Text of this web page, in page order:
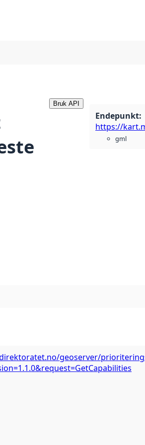
Bruk API
Endepunkt:
gml
geoserver/